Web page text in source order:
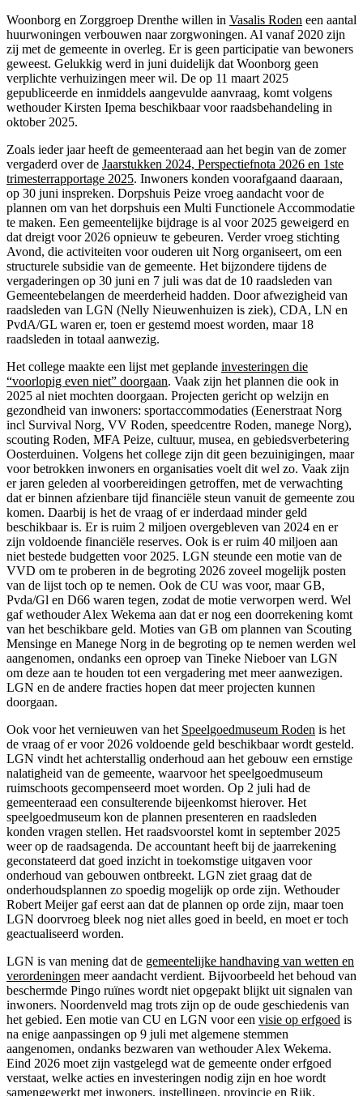
Woonborg en Zorggroep Drenthe willen in Vasalis Roden een aantal
huurwoningen verbouwen naar zorgwoningen. Al vanaf 2020 zijn
zij met de gemeente in overleg. Er is geen participatie van bewoners
geweest. Gelukkig werd in juni duidelijk dat Woonborg geen
verplichte verhuizingen meer wil. De op 11 maart 2025
gepubliceerde en inmiddels aangevulde aanvraag, komt volgens
wethouder Kirsten Ipema beschikbaar voor raadsbehandeling in
oktober 2025.
Zoals ieder jaar heeft de gemeenteraad aan het begin van de zomer
vergaderd over de Jaarstukken 2024, Perspectiefnota 2026 en 1ste
trimesterrapportage 2025. Inwoners konden voorafgaand daaraan,
op 30 juni inspreken. Dorpshuis Peize vroeg aandacht voor de
plannen om van het dorpshuis een Multi Functionele Accommodatie
te maken. Een gemeentelijke bijdrage is al voor 2025 geweigerd en
dat dreigt voor 2026 opnieuw te gebeuren. Verder vroeg stichting
Avond, die activiteiten voor ouderen uit Norg organiseert, om een
structurele subsidie van de gemeente. Het bijzondere tijdens de
vergaderingen op 30 juni en 7 juli was dat de 10 raadsleden van
Gemeentebelangen de meerderheid hadden. Door afwezigheid van
raadsleden van LGN (Nelly Nieuwenhuizen is ziek), CDA, LN en
PvdA/GL waren er, toen er gestemd moest worden, maar 18
raadsleden in totaal aanwezig.
Het college maakte een lijst met geplande investeringen die
“voorlopig even niet” doorgaan. Vaak zijn het plannen die ook in
2025 al niet mochten doorgaan. Projecten gericht op welzijn en
gezondheid van inwoners: sportaccommodaties (Eenerstraat Norg
incl Survival Norg, VV Roden, speedcentre Roden, manege Norg),
scouting Roden, MFA Peize, cultuur, musea, en gebiedsverbetering
Oosterduinen. Volgens het college zijn dit geen bezuinigingen, maar
voor betrokken inwoners en organisaties voelt dit wel zo. Vaak zijn
er jaren geleden al voorbereidingen getroffen, met de verwachting
dat er binnen afzienbare tijd financiële steun vanuit de gemeente zou
komen. Daarbij is het de vraag of er inderdaad minder geld
beschikbaar is. Er is ruim 2 miljoen overgebleven van 2024 en er
zijn voldoende financiële reserves. Ook is er ruim 40 miljoen aan
niet bestede budgetten voor 2025. LGN steunde een motie van de
VVD om te proberen in de begroting 2026 zoveel mogelijk posten
van de lijst toch op te nemen. Ook de CU was voor, maar GB,
Pvda/Gl en D66 waren tegen, zodat de motie verworpen werd. Wel
gaf wethouder Alex Wekema aan dat er nog een doorrekening komt
van het beschikbare geld. Moties van GB om plannen van Scouting
Mensinge en Manege Norg in de begroting op te nemen werden wel
aangenomen, ondanks een oproep van Tineke Nieboer van LGN
om deze aan te houden tot een vergadering met meer aanwezigen.
LGN en de andere fracties hopen dat meer projecten kunnen
doorgaan.
Ook voor het vernieuwen van het Speelgoedmuseum Roden is het
de vraag of er voor 2026 voldoende geld beschikbaar wordt gesteld.
LGN vindt het achterstallig onderhoud aan het gebouw een ernstige
nalatigheid van de gemeente, waarvoor het speelgoedmuseum
ruimschoots gecompenseerd moet worden. Op 2 juli had de
gemeenteraad een consulterende bijeenkomst hierover. Het
speelgoedmuseum kon de plannen presenteren en raadsleden
konden vragen stellen. Het raadsvoorstel komt in september 2025
weer op de raadsagenda. De accountant heeft bij de jaarrekening
geconstateerd dat goed inzicht in toekomstige uitgaven voor
onderhoud van gebouwen ontbreekt. LGN ziet graag dat de
onderhoudsplannen zo spoedig mogelijk op orde zijn. Wethouder
Robert Meijer gaf eerst aan dat de plannen op orde zijn, maar toen
LGN doorvroeg bleek nog niet alles goed in beeld, en moet er toch
geactualiseerd worden.
LGN is van mening dat de gemeentelijke handhaving van wetten en
verordeningen meer aandacht verdient. Bijvoorbeeld het behoud van
beschermde Pingo ruïnes wordt niet opgepakt blijkt uit signalen van
inwoners. Noordenveld mag trots zijn op de oude geschiedenis van
het gebied. Een motie van CU en LGN voor een visie op erfgoed is
na enige aanpassingen op 9 juli met algemene stemmen
aangenomen, ondanks bezwaren van wethouder Alex Wekema.
Eind 2026 moet zijn vastgelegd wat de gemeente onder erfgoed
verstaat, welke acties en investeringen nodig zijn en hoe wordt
samengewerkt met inwoners, instellingen, provincie en Rijk.